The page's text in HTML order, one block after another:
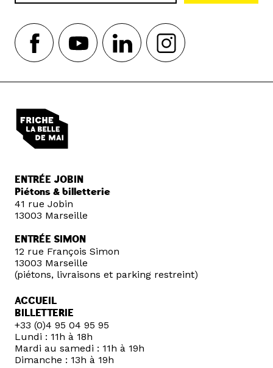
ENTRÉE JOBIN
Piétons & billetterie
41 rue Jobin
13003 Marseille
ENTRÉE SIMON
12 rue François Simon
13003 Marseille
(piétons, livraisons et parking restreint)
ACCUEIL
BILLETTERIE
+33 (0)4 95 04 95 95
Lundi : 11h à 18h
Mardi au samedi : 11h à 19h
Dimanche : 13h à 19h